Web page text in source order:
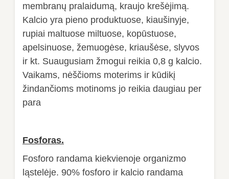
membranų pralaidumą, kraujo krešėjimą.
Kalcio yra pieno produktuose, kiaušinyje,
rupiai maltuose miltuose, kopūstuose,
apelsinuose, žemuogėse, kriaušėse, slyvos
ir kt. Suaugusiam žmogui reikia 0,8 g kalcio.
Vaikams, nėščioms moterims ir kūdikį
žindančioms motinoms jo reikia daugiau per
para
Fosforas.
Fosforo randama kiekvienoje organizmo
ląstelėje. 90% fosforo ir kalcio randama